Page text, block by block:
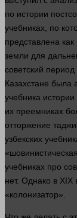
по истории
учебниках, по
представлена
земли для
советский
Казахстане была
учебника истории
их преемниках
отторжение
узбекских
учебниках про
нет. Однако в XIX
«колонизатор».